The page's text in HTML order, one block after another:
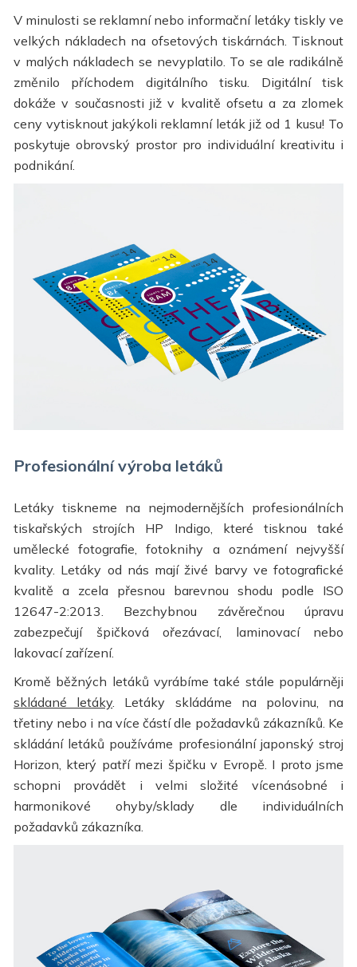
V minulosti se reklamní nebo informační letáky tiskly ve
velkých nákladech na ofsetových tiskárnách. Tisknout
v malých nákladech se nevyplatilo. To se ale radikálně
změnilo příchodem digitálního tisku. Digitální tisk
dokáže v současnosti již v kvalitě ofsetu a za zlomek
ceny vytisknout jakýkoli reklamní leták již od 1 kusu! To
poskytuje obrovský prostor pro individuální kreativitu i
podnikání.
Profesionální výroba letáků
Letáky tiskneme na nejmodernějších profesionálních
tiskařských strojích HP Indigo, které tisknou také
umělecké fotografie, fotoknihy a oznámení nejvyšší
kvality. Letáky od nás mají živé barvy ve fotografické
kvalitě a zcela přesnou barevnou shodu podle ISO
12647-2:2013. Bezchybnou závěrečnou úpravu
zabezpečují špičková ořezávací, laminovací nebo
lakovací zařízení.
Kromě běžných letáků vyrábíme také stále populárněji
skládané letáky. Letáky skládáme na polovinu, na
třetiny nebo i na více částí dle požadavků zákazníků. Ke
skládání letáků používáme profesionální japonský stroj
Horizon, který patří mezi špičku v Evropě. I proto jsme
schopni provádět i velmi složité vícenásobné i
harmonikové ohyby/sklady dle individuálních
požadavků zákazníka.